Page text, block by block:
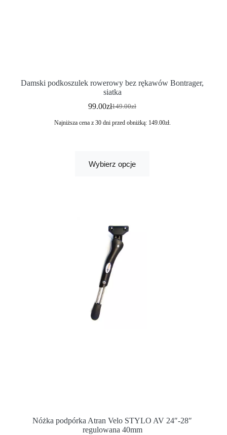
Damski podkoszulek rowerowy bez rękawów Bontrager,
siatka
149.00zł
99.00zł
Najniższa cena z 30 dni przed obniżką: 149.00zł.
Wybierz opcje
Nóżka podpórka Atran Velo STYLO AV 24″-28″
regulowana 40mm